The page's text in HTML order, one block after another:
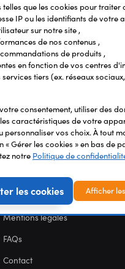
et
Carte des fablabs
Mentions légales
FAQs
Contact
que les cookies pour traiter
IP ou les identifiants de votre
sur notre site ,
de nos contenus ,
de produits ,
en fonction de vos centres
tiers (ex. réseaux
consentement, utiliser des
caractéristiques de votre
personnaliser vos choix. À tout
« Gérer les cookies » en bas de
notre Politique de
les cookies Afficher